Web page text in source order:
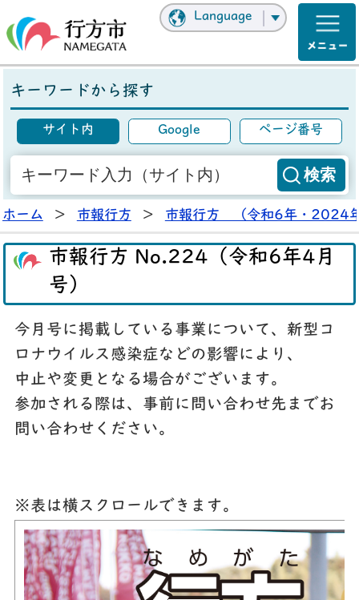
Language
キーワードから探す
サイト内 Google ページ番号
ホーム > 市報行方 > 市報行方 （令和6年・2024
市報行方 No.224（令和6年4月
号）
今月号に掲載している事業について、新型コ
ロナウイルス感染症などの影響により、
中止や変更となる場合がございます。
参加される際は、事前に問い合わせ先までお
問い合わせください。
※表は横スクロールできます。